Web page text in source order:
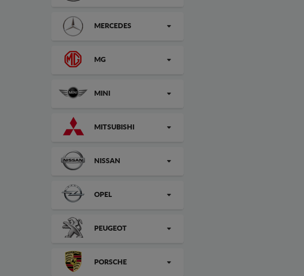
MERCEDES
MG
MINI
MITSUBISHI
NISSAN
OPEL
PEUGEOT
PORSCHE